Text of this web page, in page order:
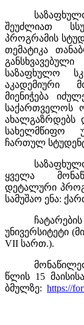
შეუძლიათ
პროგრამის
თემატიკა
განსხვავებული
საზაფხულო
აკადემიური
მიენიჭება
საქართველოს
ახალგაზრდებს
სახელმწიფო
ჩართულ
ყველა
დეტალური
სამუშაო ენა:
ჩატარების
უნივერსიტეტი (
VII სართ.).
წლის 15მაისისა
ბმულზე: https://